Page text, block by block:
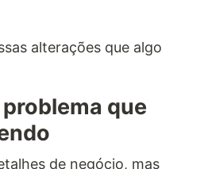
alterações que algo
que
de negócio, mas